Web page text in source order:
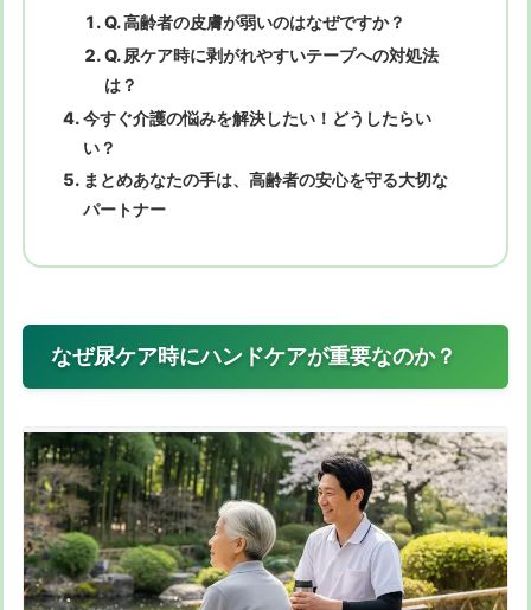
Q. 高齢者の皮膚が弱いのはなぜですか？
Q. 尿ケア時に剥がれやすいテープへの対処法
は？
今すぐ介護の悩みを解決したい！どうしたらい
い？
まとめあなたの手は、高齢者の安心を守る大切な
パートナー
なぜ尿ケア時にハンドケアが重要なのか？